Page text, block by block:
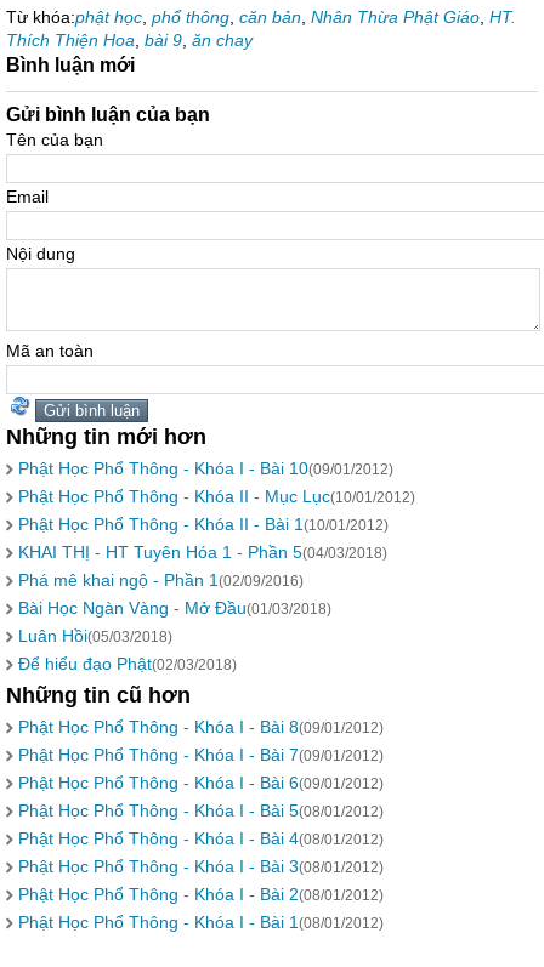
Từ khóa:phật học phổ thông căn bản Nhân Thừa Phật Giáo HT.
Thích Thiện Hoa bài 9 ăn chay
Bình luận mới
Gửi bình luận của bạn
Tên của bạn
Email
Nội dung
Mã an toàn
Những tin mới hơn
Phật Học Phổ Thông - Khóa I - Bài 10(09/01/2012)
Phật Học Phổ Thông - Khóa II - Mục Lục(10/01/2012)
Phật Học Phổ Thông - Khóa II - Bài 1 (10/01/2012)
KHAI THỊ - HT Tuyên Hóa 1 - Phần 5(04/03/2018)
Phá mê khai ngộ - Phần 1 (02/09/2016)
Bài Học Ngàn Vàng - Mở Đầu(01/03/2018)
Luân Hồi(05/03/2018)
Để hiểu đạo Phật(02/03/2018)
Những tin cũ hơn
Phật Học Phổ Thông - Khóa I - Bài 8(09/01/2012)
Phật Học Phổ Thông - Khóa I - Bài 7(09/01/2012)
Phật Học Phổ Thông - Khóa I - Bài 6(09/01/2012)
Phật Học Phổ Thông - Khóa I - Bài 5(08/01/2012)
Phật Học Phổ Thông - Khóa I - Bài 4(08/01/2012)
Phật Học Phổ Thông - Khóa I - Bài 3(08/01/2012)
Phật Học Phổ Thông - Khóa I - Bài 2(08/01/2012)
Phật Học Phổ Thông - Khóa I - Bài 1 (08/01/2012)